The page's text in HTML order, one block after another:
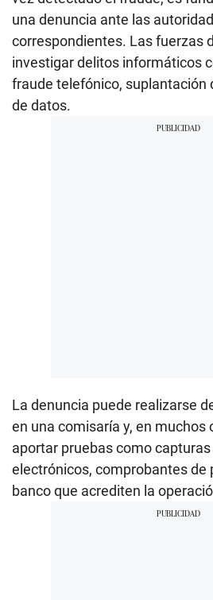
una denuncia ante las
correspondientes. Las fuerzas
investigar delitos informáticos
fraude telefónico, suplantación
de datos.
La denuncia puede realizarse
en una comisaría y, en muchos
aportar pruebas como
electrónicos, comprobantes de
banco que acrediten la